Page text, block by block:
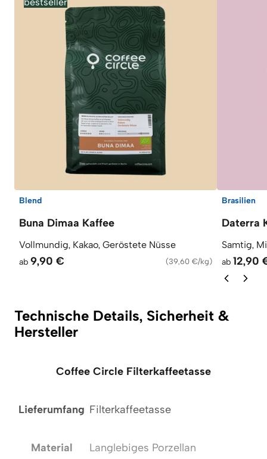
Blend
Buna Dimaa Kaffee
Vollmundig, Kakao, Geröstete Nüsse
ab 9,90 € (39,60 €/kg)
Brasilien
Daterra
Samtig,
ab 12,90
Technische Details, Sicherheit &
Hersteller
Coffee Circle Filterkaffeetasse
Lieferumfang Filterkaffeetasse
Material Langlebiges Porzellan